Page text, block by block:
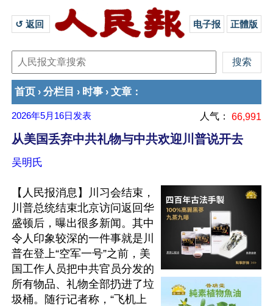
↺ 返回 电子报 正體版
首页 › 分栏目 › 时事 › 文章 ：
2026年5月16日 发表 人气： 66,991
从美国丢弃中共礼物与中共欢迎川普说开去
吴明氏
【人民报消息】川习会结束，
川普总统结束北京访问返回华
盛顿后，曝出很多新闻。其中
令人印象较深的一件事就是川
普在登上“空军一号”之前，美
国工作人员把中共官员分发的
所有物品、礼物全部扔进了垃
圾桶。随行记者称，“飞机上